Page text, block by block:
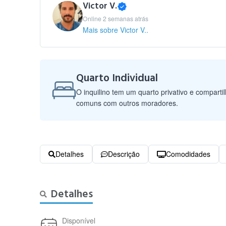
Victor V.
Online 2 semanas atrás
Mais sobre Victor V..
Quarto Individual
O inquilino tem um quarto privativo e
comuns com outros moradores.
Detalhes Descrição Comodidades
Detalhes
Disponível